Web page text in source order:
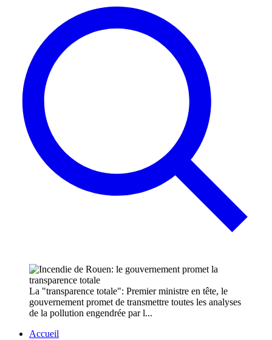
La "transparence totale": Premier ministre en tête, le
gouvernement promet de transmettre toutes les analyses
de la pollution engendrée par l...
Accueil